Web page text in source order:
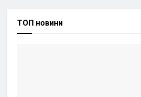
ТОП новини